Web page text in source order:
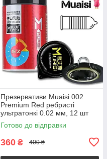
Презервативи Muaisi 002
Premium Red ребристі
ультратонкі 0.02 мм, 12 шт
Готово до відправки
360 ₴ 400 ₴